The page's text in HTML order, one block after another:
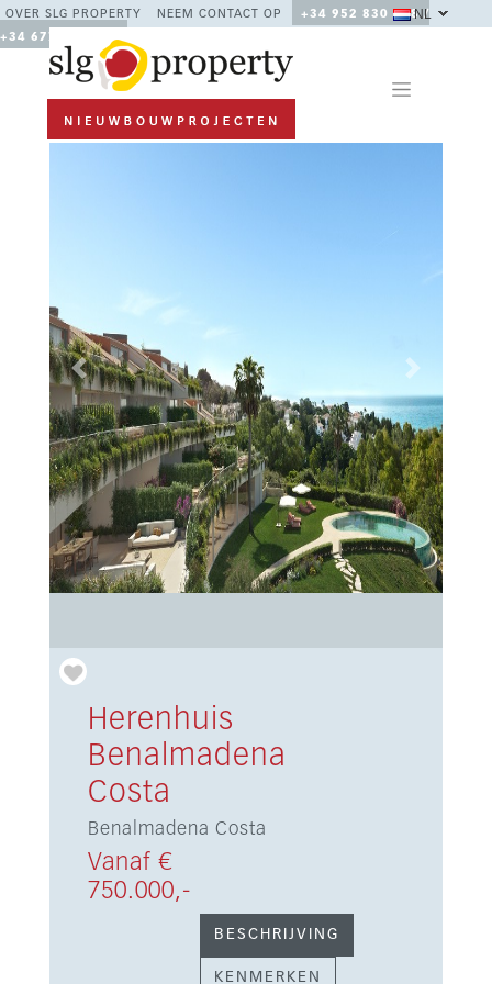
OVER SLG PROPERTY NEEM CONTACT OP
+34 952 830 378 /
+34 677 670 480
NL
Previous Next
Herenhuis
Benalmadena
Costa
Benalmadena Costa
Vanaf €
750.000,-
BESCHRIJVING
KENMERKEN